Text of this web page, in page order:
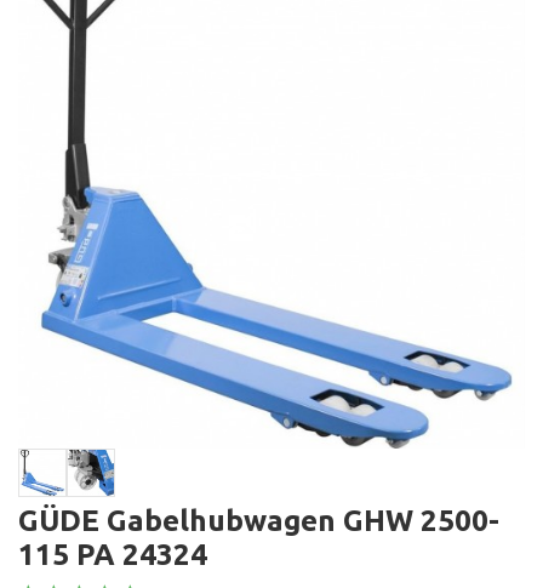
GÜDE Gabelhubwagen GHW 2500-
115 PA 24324